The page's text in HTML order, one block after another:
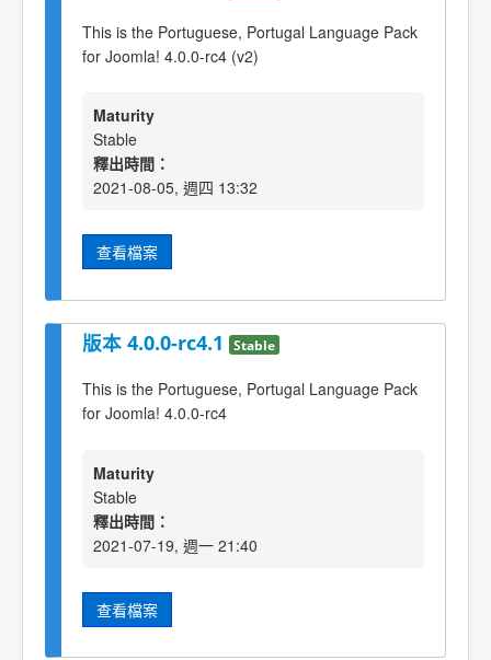
This is the Portuguese, Portugal Language Pack
for Joomla! 4.0.0-rc4 (v2)
Maturity
Stable
釋出時間：
2021-08-05, 週四 13:32
查看檔案
版本 4.0.0-rc4.1 Stable
This is the Portuguese, Portugal Language Pack
for Joomla! 4.0.0-rc4
Maturity
Stable
釋出時間：
2021-07-19, 週一 21:40
查看檔案